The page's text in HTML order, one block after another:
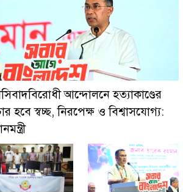
ডেভিড ইমনের কাছে মিলল ভারতীয় আধার
গ্যাংয়ের চার শিশু আটক
আন্দোলনে হত্যাকাণ্ডের
হবে স্বচ্ছ, নিরপেক্ষ ও বিশ্বাসযোগ্য: